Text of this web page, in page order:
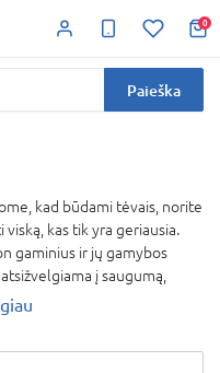
0
Paieška
kad būdami tėvais, norite
kas tik yra geriausia.
gaminius ir jų gamybos
į saugumą,
ir naujas kryptis.